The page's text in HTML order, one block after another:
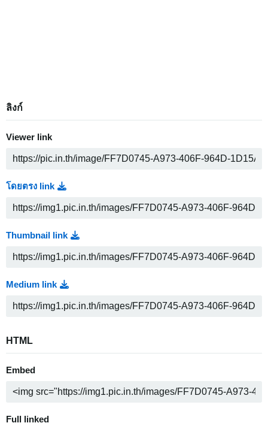
ลิงก์
Viewer link
โดยตรง link
Thumbnail link
Medium link
HTML
Embed
Full linked